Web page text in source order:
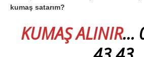
kumaş satarım?
KUMAŞ ALINIR…